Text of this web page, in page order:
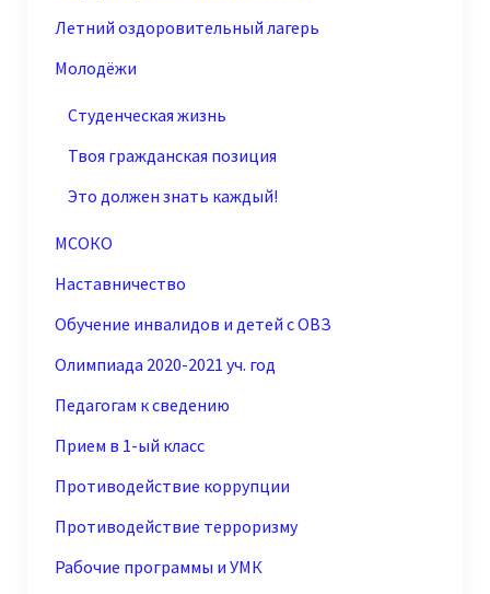
Летний оздоровительный лагерь
Молодёжи
Студенческая жизнь
Твоя гражданская позиция
Это должен знать каждый!
МСОКО
Наставничество
Обучение инвалидов и детей с ОВЗ
Олимпиада 2020-2021 уч. год
Педагогам к сведению
Прием в 1-ый класс
Противодействие коррупции
Противодействие терроризму
Рабочие программы и УМК